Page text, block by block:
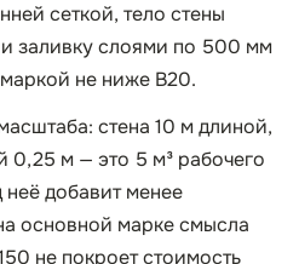
сеткой, тело стены
заливку слоями по 500 мм
не ниже B20.
стена 10 м длиной,
0,25 м — это 5 м³ рабочего
добавит менее
основной марке смысла
не покроет стоимость